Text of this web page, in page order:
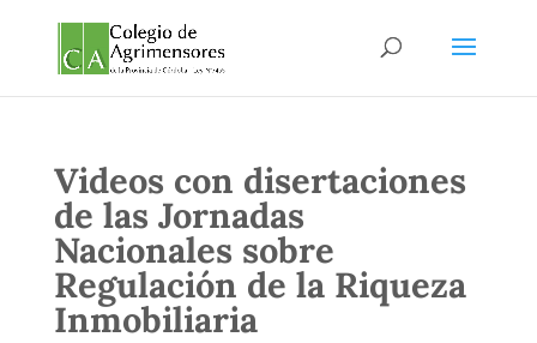
Videos con disertaciones
de las Jornadas
Nacionales sobre
Regulación de la Riqueza
Inmobiliaria